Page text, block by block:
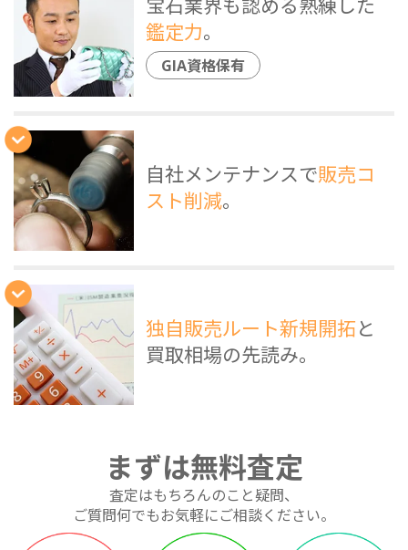
宝石業界も認める熟練した
鑑定力。
GIA資格保有
自社メンテナンスで販売コ
スト削減。
独自販売ルート新規開拓と
買取相場の先読み。
まずは無料査定
査定はもちろんのこと疑問、
ご質問何でもお気軽にご相談ください。